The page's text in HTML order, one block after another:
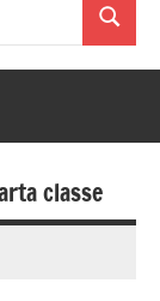
Cerca
classe